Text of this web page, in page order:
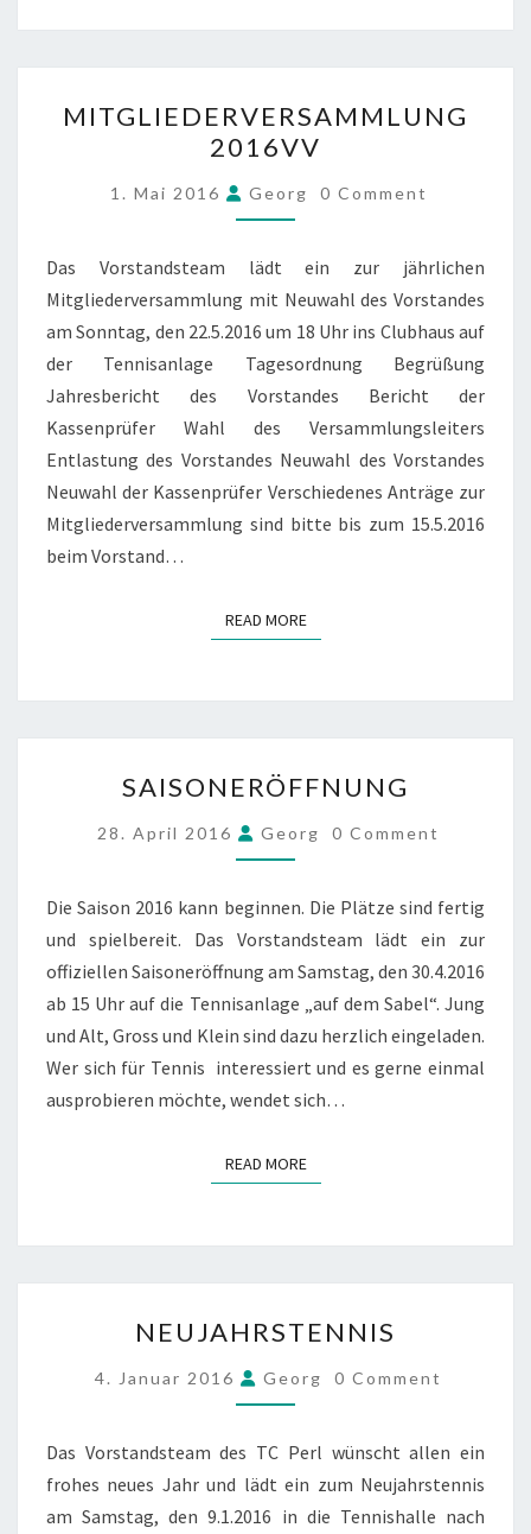
2016VV
MITGLIEDERVERSAMMLUNG
2016VV
1. Mai 2016 Georg COMMENTS
0 Comment
Das Vorstandsteam lädt ein zur jährlichen
Mitgliederversammlung mit Neuwahl des Vorstandes
am Sonntag, den 22.5.2016 um 18 Uhr ins Clubhaus auf
der Tennisanlage Tagesordnung Begrüßung
Jahresbericht des Vorstandes Bericht der
Kassenprüfer Wahl des Versammlungsleiters
Entlastung des Vorstandes Neuwahl des Vorstandes
Neuwahl der Kassenprüfer Verschiedenes Anträge zur
Mitgliederversammlung sind bitte bis zum 15.5.2016
beim Vorstand…
READ MOREREAD MORE
SAISONERÖFFNUNG
28. April 2016 Georg COMMENTS
0 Comment
Die Saison 2016 kann beginnen. Die Plätze sind fertig
und spielbereit. Das Vorstandsteam lädt ein zur
offiziellen Saisoneröffnung am Samstag, den 30.4.2016
ab 15 Uhr auf die Tennisanlage „auf dem Sabel“. Jung
und Alt, Gross und Klein sind dazu herzlich eingeladen.
Wer sich für Tennis interessiert und es gerne einmal
ausprobieren möchte, wendet sich…
READ MOREREAD MORE
NEUJAHRSTENNIS
4. Januar 2016 Georg COMMENTS
0 Comment
Das Vorstandsteam des TC Perl wünscht allen ein
frohes neues Jahr und lädt ein zum Neujahrstennis
am Samstag, den 9.1.2016 in die Tennishalle nach